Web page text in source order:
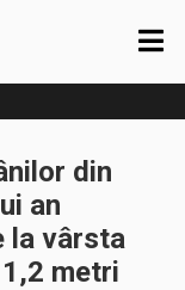
din
an
la vârsta
metri